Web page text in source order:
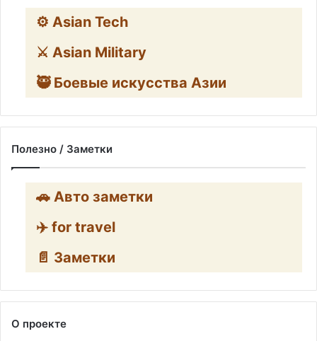
⚙️ Asian Tech
⚔️ Asian Military
🥷 Боевые искусства Азии
Полезно / Заметки
🚗 Авто заметки
✈️ for travel
📄 Заметки
О проекте